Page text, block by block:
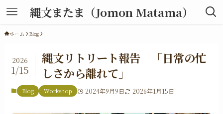
縄文またま（Jomon Matama）
ホーム Blog
縄文リトリート報告 「日常の忙
しさから離れて」
2026
1/15
Blog Workshop 2024年9月9日 2026年1月15日